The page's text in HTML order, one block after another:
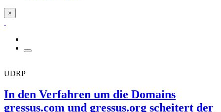
×
UDRP
In den Verfahren um die Domains
gressus.com und gressus.org scheitert der